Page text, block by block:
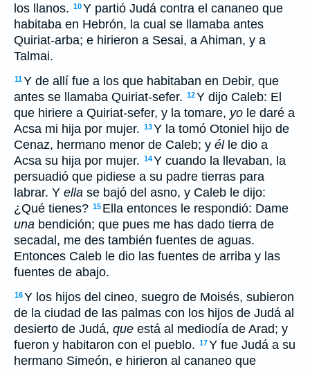
los llanos. 10Y partió Judá contra el cananeo que
habitaba en Hebrón, la cual se llamaba antes
Quiriat-arba; e hirieron a Sesai, a Ahiman, y a
Talmai.
11Y de allí fue a los que habitaban en Debir, que
antes se llamaba Quiriat-sefer. 12Y dijo Caleb: El
que hiriere a Quiriat-sefer, y la tomare, yo le daré a
Acsa mi hija por mujer. 13Y la tomó Otoniel hijo de
Cenaz, hermano menor de Caleb; y élle dio a
Acsa su hija por mujer. 14Y cuando la llevaban, la
persuadió que pidiese a su padre tierras para
labrar. Y ella se bajó del asno, y Caleb le dijo:
¿Qué tienes? 15 Ella entonces le respondió: Dame
una bendición; que pues me has dado tierra de
secadal, me des también fuentes de aguas.
Entonces Caleb le dio las fuentes de arriba y las
fuentes de abajo.
16Y los hijos del cineo, suegro de Moisés, subieron
de la ciudad de las palmas con los hijos de Judá al
desierto de Judá, que está al mediodía de Arad; y
fueron y habitaron con el pueblo. 17Y fue Judá a su
hermano Simeón, e hirieron al cananeo que